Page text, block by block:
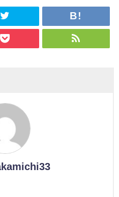
がこちら
かせ
さんに恐怖
ナンタラ】